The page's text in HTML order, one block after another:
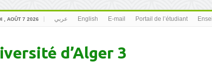
, AOÛT 7 2026 عربي English E-mail Portail de l’étudiant
d’Alger 3